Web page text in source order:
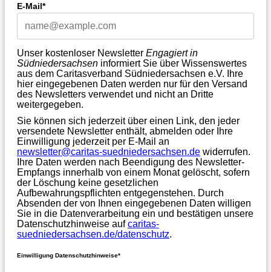
E-Mail*
Unser kostenloser Newsletter Engagiert in
Südniedersachsen informiert Sie über Wissenswertes
aus dem Caritasverband Südniedersachsen e.V. Ihre
hier eingegebenen Daten werden nur für den Versand
des Newsletters verwendet und nicht an Dritte
weitergegeben.
Sie können sich jederzeit über einen Link, den jeder
versendete Newsletter enthält, abmelden oder Ihre
Einwilligung jederzeit per E-Mail an
newsletter@caritas-suedniedersachsen.de widerrufen.
Ihre Daten werden nach Beendigung des Newsletter-
Empfangs innerhalb von einem Monat gelöscht, sofern
der Löschung keine gesetzlichen
Aufbewahrungspflichten entgegenstehen. Durch
Absenden der von Ihnen eingegebenen Daten willigen
Sie in die Datenverarbeitung ein und bestätigen unsere
Datenschutzhinweise aufcaritas-
suedniedersachsen.de/datenschutz.
Einwilligung Datenschutzhinweise*